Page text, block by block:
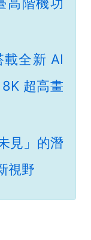
載全新 AI
超高畫
見」的潛
視野